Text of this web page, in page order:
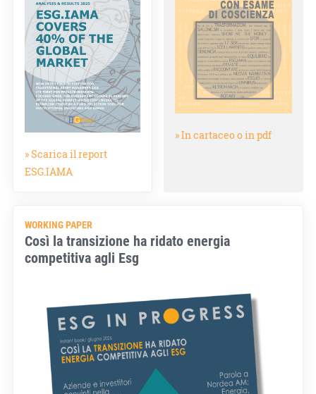
» Scarica il report
ESG.IAMA
» In cartaceo o in pdf
WORKING PAPER
Così la transizione ha ridato energia
competitiva agli Esg